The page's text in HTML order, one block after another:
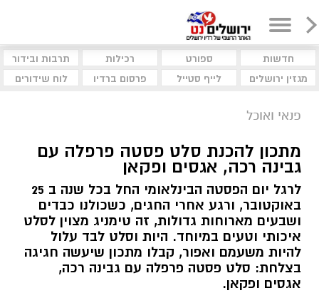
חדשות ספורט רכילות
תרבות ובידור
מגזין ירושלים
לייף סטייל פרסום ברדיו לוח שידורים
פנאי ואוכל
מתכון להכנת סלט פסטה פרפלה עם
גבינה רכה, אגסים ופקאן
לרגל יום הפסטה הבינלאומי החל בכל שנה ב 25
באוקטובר, ורגע אחרי החגים, כשכולנו כבדים
ושבעים מארוחות גדולות, זה טימניג מצוין לסלט
איכותי וטעים במיוחד. היות וסלט לבד עלול
להיות משעמם ואפור, קבלו מתכון שיעשה חגיגה
בצלחת: סלט פסטה פרפלה עם גבינה רכה,
אגסים ופקאן.